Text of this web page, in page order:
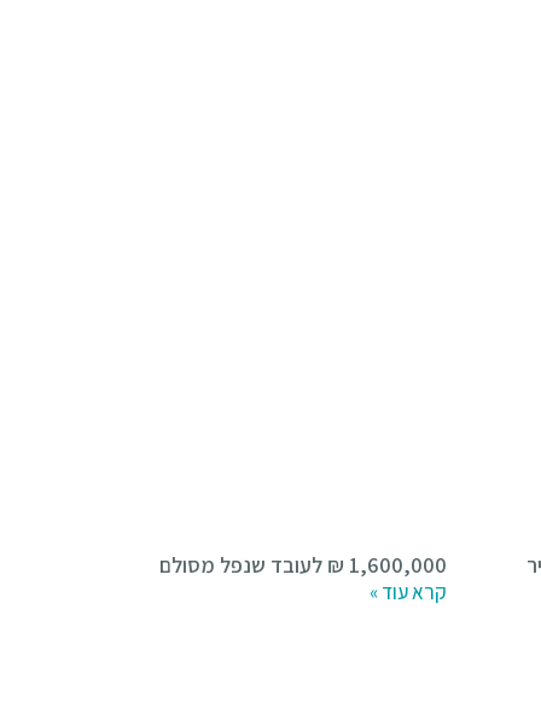
1,600,000 ₪ לעובד שנפל מסולם
קרא עוד »